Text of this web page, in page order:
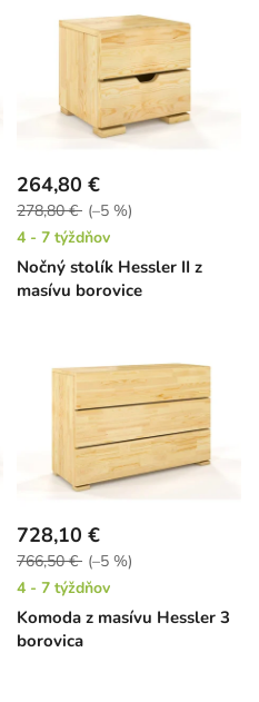
Nočný stolík Hessler II z
masívu borovice
264,80 €
278,80 € (–5 %)
4 - 7 týždňov
Komoda z masívu Hessler 3
borovica
728,10 €
766,50 € (–5 %)
4 - 7 týždňov